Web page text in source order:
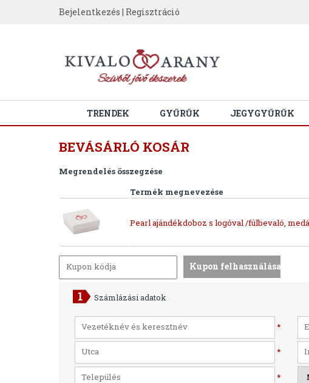
Bejelentkezés | Regisztráció
TRENDEK GYŰRŰK JEGYGYŰRŰK
BEVÁSÁRLÓ KOSÁR
Megrendelés összegzése
Termék megnevezése
Pearl ajándékdoboz s logóval /fülbevaló,
Számlázási adatok
*
*
*